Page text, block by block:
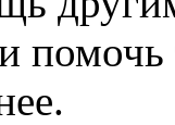
помочь